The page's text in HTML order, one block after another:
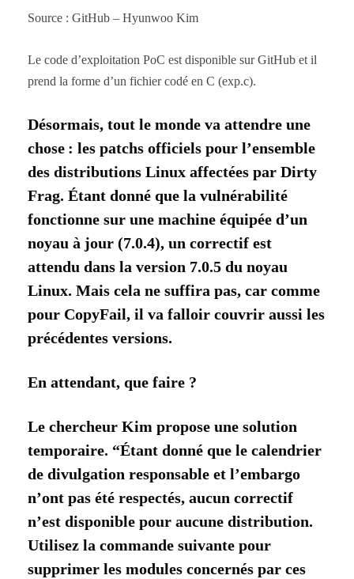
Source : GitHub – Hyunwoo Kim
Le code d’exploitation PoC est disponible sur GitHub et il
prend la forme d’un fichier codé en C (exp.c).
Désormais, tout le monde va attendre une
chose : les patchs officiels pour l’ensemble
des distributions Linux affectées par Dirty
Frag. Étant donné que la vulnérabilité
fonctionne sur une machine équipée d’un
noyau à jour (7.0.4), un correctif est
attendu dans la version 7.0.5 du noyau
Linux. Mais cela ne suffira pas, car comme
pour CopyFail, il va falloir couvrir aussi les
précédentes versions.
En attendant, que faire ?
Le chercheur Kim propose une solution
temporaire. “Étant donné que le calendrier
de divulgation responsable et l’embargo
n’ont pas été respectés, aucun correctif
n’est disponible pour aucune distribution.
Utilisez la commande suivante pour
supprimer les modules concernés par ces